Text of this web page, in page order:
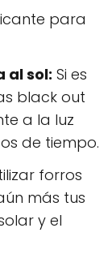
para
al sol: Si es
black out
a la luz
de tiempo.
forros
más tus
y el